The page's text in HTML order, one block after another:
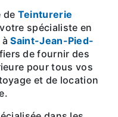
de Teinturerie
spécialiste en
àSaint-Jean-Pied-
de fournir des
pour tous vos
et de location